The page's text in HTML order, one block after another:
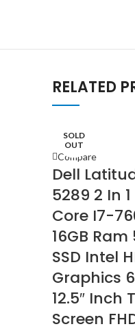
RELATED
SOLD
OUT
Compare
Dell
5289 2 In
Core I7-
16GB Ram
SSD Intel
Graphics
12.5″ Inch
Screen
SOLD
OUT
SOLD
OUT
SOLD
OUT
SOLD
OUT
SOLD
OUT
SOLD
OUT
SOLD
OUT